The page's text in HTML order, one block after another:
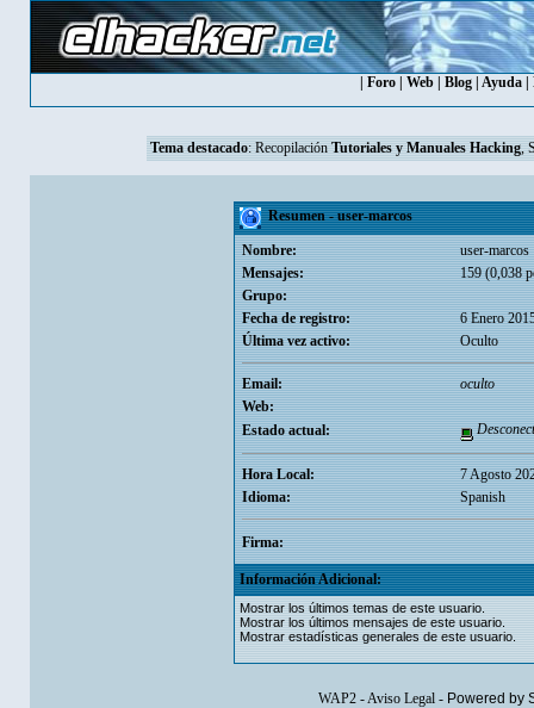
Foro| Web| Blog| Ayuda|
Tema destacado: Recopilación Tutoriales y Manuales Hacking,
Resumen - user-marcos
Nombre:
user-marcos
Mensajes:
159 (0,038
Grupo:
Fecha de registro:
6 Enero
Última vez activo:
Oculto
Email:
oculto
Web:
Estado actual:
Hora Local:
7 Agosto
Idioma:
Spanish
Firma:
Información Adicional:
Mostrar los últimos temas de este usuario.
Mostrar los últimos mensajes de este usuario.
Mostrar estadísticas generales de este usuario.
WAP2-Aviso Legal- Powered by